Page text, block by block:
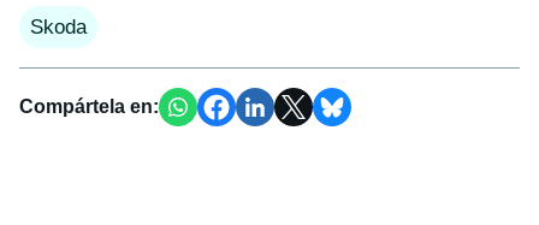
Skoda
Compártela en: